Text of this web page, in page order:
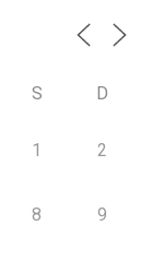
S D
1 2
8 9